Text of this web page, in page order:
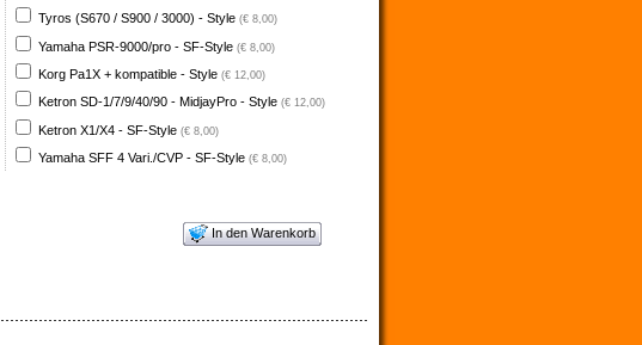
Tyros (S670 / S900 / 3000) - Style (€ 8,00)
Yamaha PSR-9000/pro - SF-Style (€ 8,00)
Korg Pa1X + kompatible - Style (€ 12,00)
Ketron SD-1/7/9/40/90 - MidjayPro - Style (€ 12,00)
Ketron X1/X4 - SF-Style (€ 8,00)
Yamaha SFF 4 Vari./CVP - SF-Style (€ 8,00)
In den Warenkorb